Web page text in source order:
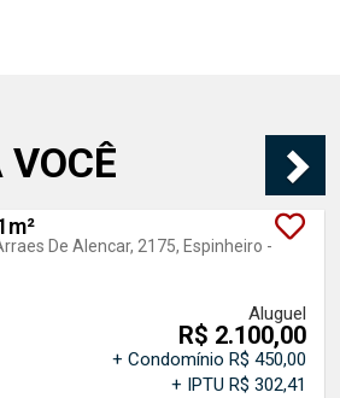
VOCÊ
De Alencar, 2175, Espinheiro -
Aluguel
R$ 2.100,00
+ Condomínio R$ 450,00
+ IPTU R$ 302,41